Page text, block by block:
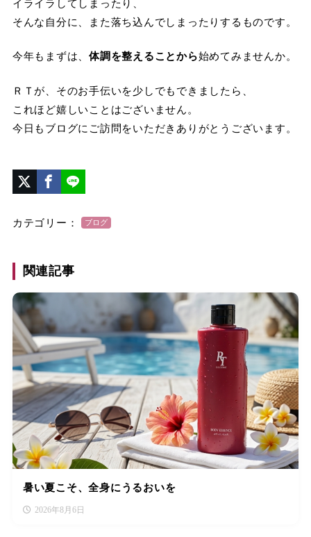
イライラしてしまったり、
そんな自分に、また落ち込んでしまったりするものです。
今年もまずは、体調を整えることから始めてみませんか。
ＲＴが、そのお手伝いを少しでもできましたら、
これほど嬉しいことはございません。
今日もブログにご訪問をいただきありがとうございます。
カテゴリー： ブログ
関連記事
暑い夏こそ、全身にうるおいを
2026年8月6日